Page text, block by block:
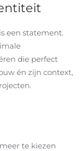
een statement.
die perfect
én zijn context,
te kiezen